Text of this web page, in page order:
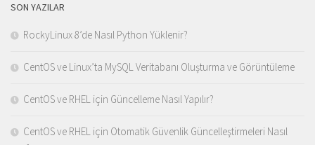
SON YAZILAR
RockyLinux 8’de Nasıl Python Yüklenir?
CentOS ve Linux’ta MySQL Veritabanı Oluşturma ve Görüntüleme
CentOS ve RHEL için Güncelleme Nasıl Yapılır?
CentOS ve RHEL için Otomatik Güvenlik Güncelleştirmeleri Nasıl